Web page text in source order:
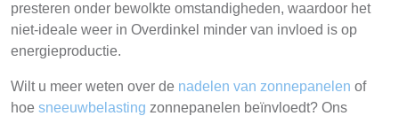
presteren onder bewolkte omstandigheden, waardoor het
niet-ideale weer in Overdinkel minder van invloed is op
energieproductie.
Wilt u meer weten over de nadelen van zonnepanelen of
hoe sneeuwbelasting zonnepanelen beïnvloedt? Ons